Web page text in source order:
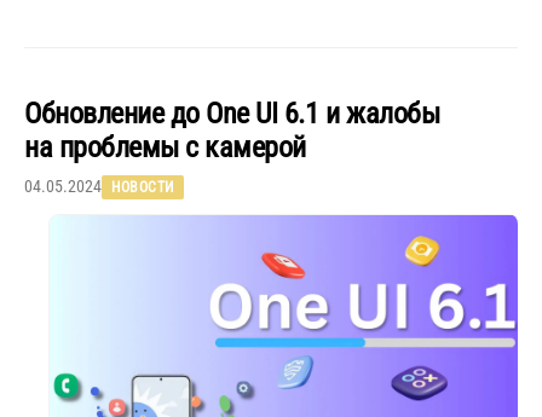
Обновление до One UI 6.1 и жалобы
на проблемы с камерой
04.05.2024 НОВОСТИ